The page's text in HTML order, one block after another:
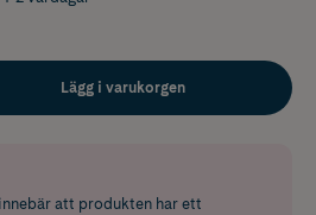
Lägg i varukorgen
att produkten har ett